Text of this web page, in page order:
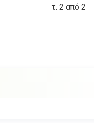
τ. 2 από 2